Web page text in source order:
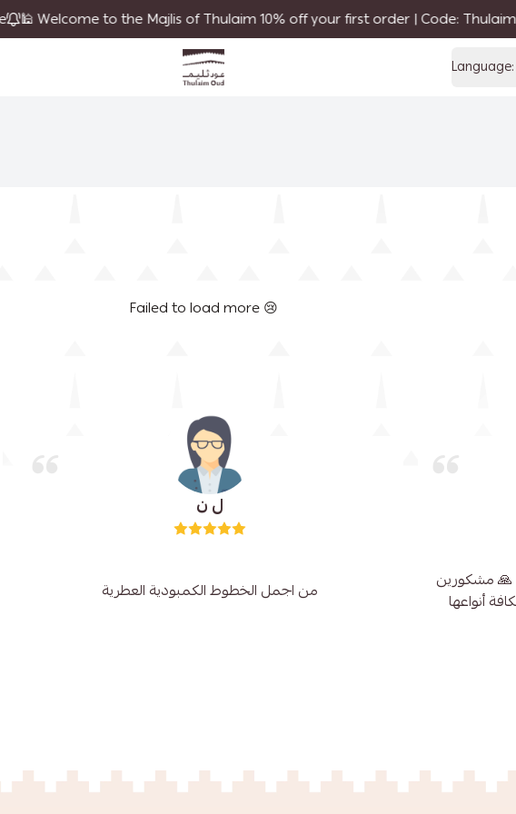
Welcome to the Majlis of Thulaim 10% off your first order | Code: Thulaim
Thulaim Oud Language:
Failed to load more 😢
ل ن
من اجمل الخطوط الكمبودية العطرية
🙏 مشكورين